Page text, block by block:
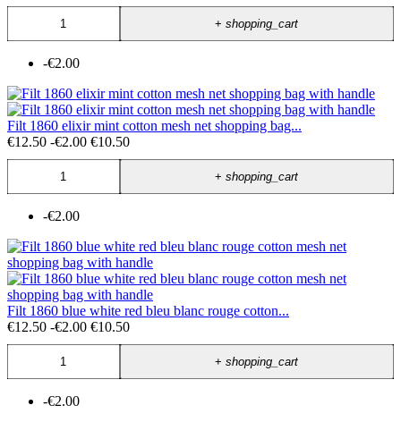
+shopping_cart
-€2.00
Filt 1860 elixir mint cotton mesh net shopping bag...
€12.50 -€2.00 €10.50
+shopping_cart
-€2.00
Filt 1860 blue white red bleu blanc rouge cotton...
€12.50 -€2.00 €10.50
+shopping_cart
-€2.00